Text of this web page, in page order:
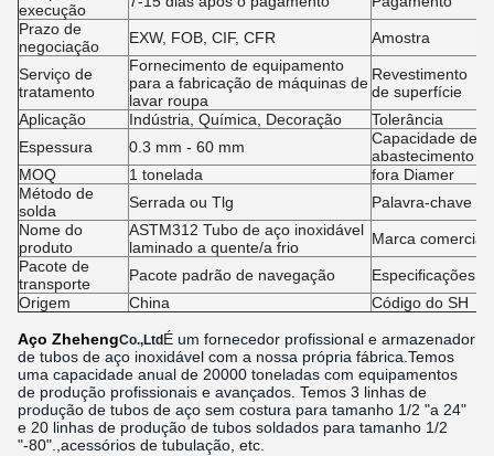
execução
Prazo de
negociação
EXW, FOB, CIF, CFR Amostra
Serviço de
tratamento
Fornecimento de equipamento
para a fabricação de máquinas de
lavar roupa
Revestimento
de superfície
Aplicação Indústria, Química, Decoração Tolerância
Espessura
0.3 mm - 60 mm
Capacidade de
abastecimento
MOQ
1 tonelada fora Diamer
Método de
solda
Serrada ou Tlg Palavra-chave
Nome do
produto
ASTM312 Tubo de aço inoxidável
laminado a quente/a frio
Marca comercial
Pacote de
transporte
Pacote padrão de navegação Especificações
Origem
China Código do SH
Aço ZhehengCo.,Ltd É um fornecedor profissional e armazenador
de tubos de aço inoxidável com a nossa própria fábrica.Temos
uma capacidade anual de 20000 toneladas com equipamentos
de produção profissionais e avançados. Temos 3 linhas de
produção de tubos de aço sem costura para tamanho 1/2 "a 24"
e 20 linhas de produção de tubos soldados para tamanho 1/2
"-80".,acessórios de tubulação, etc.